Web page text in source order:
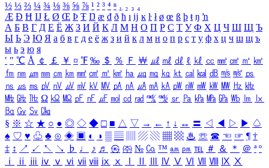
½ ⅓ ⅔ ¼ ¾ ⅛ ⅜ ⅝ ⅞ ¹ ² ³ ⁴ ⁿ ₁ ₂ ₃ ₄
Æ Ð Ħ Ĳ Ł Ø Œ Þ Ŧ Ŋ æ đ ð ħ ı ĳ ĸ ŀ ł ø œ ß þ ŧ ŋ ŉ
А Б В Г Д Е Ё Ж З И Й К Л М Н О П Р С Т У Ф Х Ц Ч Ш Щ Ъ
Ы Ь Э Ю Я а б в г д е ё ж з и й к л м н о п р с т у ф х ц ч ш щ ъ
ы ь э ю я
′ ″ ℃ Å ￠ ￡ ￥ ¤ ℉ ‰ ＄ ％ Ｆ ￦ ㎕ ㎖ ㎗ ℓ ㎘ ㏄ ㎣ ㎤ ㎥ ㎦
㎙ ㎚ ㎛ ㎜ ㎝ ㎞ ㎟ ㎠ ㎡ ㎢ ㏊ ㎍ ㎎ ㎏ ㏏ ㎈ ㎉ ㏈ ㎧ ㎨ ㎰
㎱ ㎲ ㎳ ㎴ ㎵ ㎶ ㎷ ㎸ ㎹ ㎀ ㎁ ㎂ ㎃ ㎄ ㎺ ㎻ ㎽ ㎾ ㎿ ㎐ ㎑
㎒ ㎓ ㎔ Ω ㏀ ㏁ ㎊ ㎋ ㎌ ㏖ ㏅ ㎭ ㎮ ㎯ ㏛ ㎩ ㎪ ㎫ ㎬ ㏝ ㏐
㏓
㏃ ㏉ ㏜ ㏆
§ ※ ☆ ★ ○ ● ◎ ◇ ◆ □ ■ △ ▽ → ← ↑ ↓ ↔ 〓 ◁ ◀ ▷ ▶ ♤
♠ ♡ ♥ ♧ ♣ ⊙ ◈ ▣ ◐ ◑ ▒ ▤ ▨ ▧ ▦ ▩ ♨ ☏ ☎ ☜ ☞ ¶ †
‡ ↕ ↗ ↙ ↖ ↘ ♭ ♩ ♪ ♬ ㉿ ㈜ № ㏇ ™ ㏂ ㏘ ℡ ＃ ＆ ＊ ＠ ª º
ⅰ
ⅱ ⅲ ⅳ ⅴ ⅵ ⅶ ⅷ ⅸ ⅹ Ⅳ Ⅴ Ⅵ Ⅶ Ⅷ Ⅸ Ⅹ